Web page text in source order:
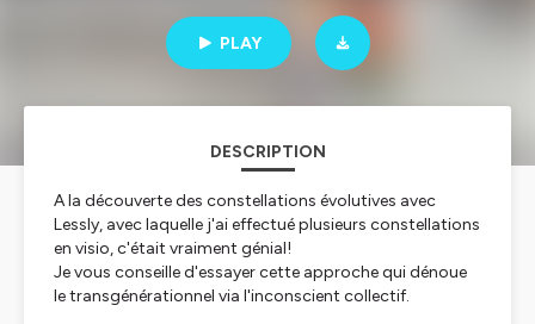
PLAY
DESCRIPTION
A la découverte des constellations évolutives avec
Lessly, avec laquelle j'ai effectué plusieurs constellations
en visio, c'était vraiment génial!
Je vous conseille d'essayer cette approche qui dénoue
le transgénérationnel via l'inconscient collectif.